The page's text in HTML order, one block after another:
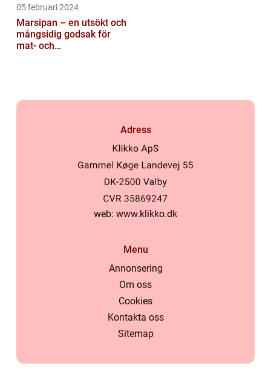
05 februari 2024
Marsipan – en utsökt och
mångsidig godsak för
mat- och
Adress
web: www.klikko.dk
Menu
Annonsering
Om oss
Cookies
Kontakta oss
Sitemap